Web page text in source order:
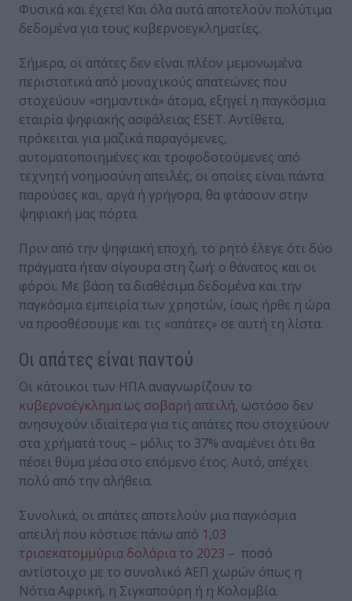
Φυσικά και έχετε! Και όλα αυτά αποτελούν πολύτιμα
δεδομένα για τους κυβερνοεγκληματίες.
Σήμερα, οι απάτες δεν είναι πλέον μεμονωμένα
περιστατικά από μοναχικούς απατεώνες που
στοχεύουν «σημαντικά» άτομα, εξηγεί η παγκόσμια
εταιρία ψηφιακής ασφάλειας ESET. Αντίθετα,
πρόκειται για μαζικά παραγόμενες,
αυτοματοποιημένες και τροφοδοτούμενες από
τεχνητή νοημοσύνη απειλές, οι οποίες είναι πάντα
παρούσες και, αργά ή γρήγορα, θα φτάσουν στην
ψηφιακή μας πόρτα.
Πριν από την ψηφιακή εποχή, το ρητό έλεγε ότι δύο
πράγματα ήταν σίγουρα στη ζωή: ο θάνατος και οι
φόροι. Με βάση τα διαθέσιμα δεδομένα και την
παγκόσμια εμπειρία των χρηστών, ίσως ήρθε η ώρα
να προσθέσουμε και τις «απάτες» σε αυτή τη λίστα.
Οι απάτες είναι παντού
Οι κάτοικοι των ΗΠΑ αναγνωρίζουν το
κυβερνοέγκλημα ως σοβαρή απειλή, ωστόσο δεν
ανησυχούν ιδιαίτερα για τις απάτες που στοχεύουν
στα χρήματά τους – μόλις το 37% αναμένει ότι θα
πέσει θύμα μέσα στο επόμενο έτος. Αυτό, απέχει
πολύ από την αλήθεια.
Συνολικά, οι απάτες αποτελούν μια παγκόσμια
απειλή που κόστισε πάνω από 1,03
τρισεκατομμύρια δολάρια το 2023 – ποσό
αντίστοιχο με το συνολικό ΑΕΠ χωρών όπως η
Νότια Αφρική, η Σιγκαπούρη ή η Κολομβία.